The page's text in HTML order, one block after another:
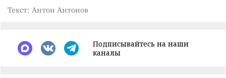
Текст: Антон Антонов
Подписывайтесь на наши
каналы